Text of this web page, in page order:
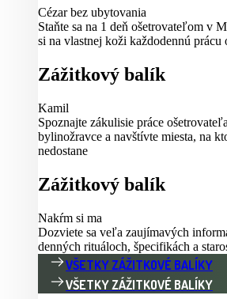
Cézar bez ubytovania
Staňte sa na 1 deň ošetrovateľom v
si na vlastnej koži každodennú prácu
Zážitkový balík
Kamil
Spoznajte zákulisie práce
bylinožravce a navštívte miesta, na
nedostane
Zážitkový balík
Nakŕm si ma
Dozviete sa veľa zaujímavých
denných rituáloch, špecifikách a
VŠETKY ZÁŽITKOVÉ BALÍKY
VŠETKY ZÁŽITKOVÉ BALÍKY